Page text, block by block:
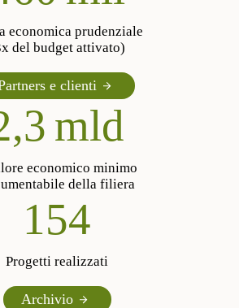
economica prudenziale
del budget attivato)
e clienti
mld
economico minimo
della filiera
185
Progetti realizzati
Archivio